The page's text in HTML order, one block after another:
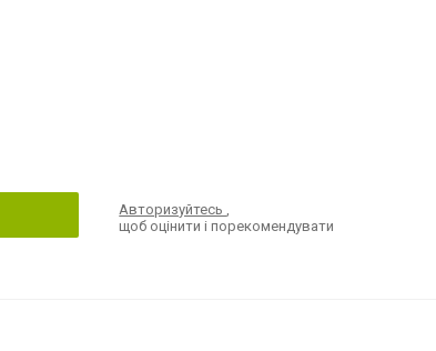
Авторизуйтесь,
щоб оцінити і порекомендувати